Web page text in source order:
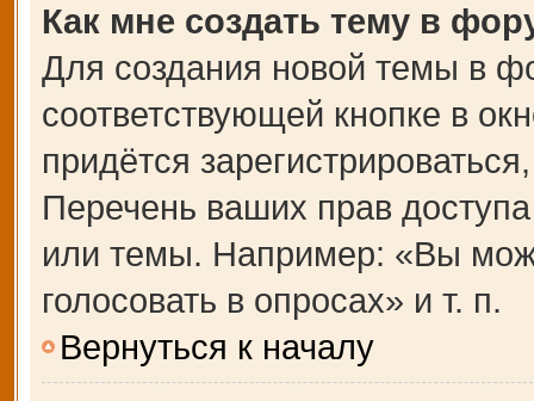
Как мне создать тему в
Для создания новой темы в
соответствующей кнопке в
придётся
Перечень ваших прав
или темы. Например: «Вы
голосовать в опросах» и т. п.
Вернуться к началу